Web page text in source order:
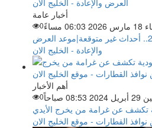
أخبار عامة
مساءً
0
مسلسل علي كلاي الحلقة 29.. أحداث غير متوقعة|موعد العرض
والإعادة - الخليج الان
أهم الأخبار
صباحاً
0
تكشف عن غرامة من يخرج الأيدي
القطارات - موقع الخليج الان